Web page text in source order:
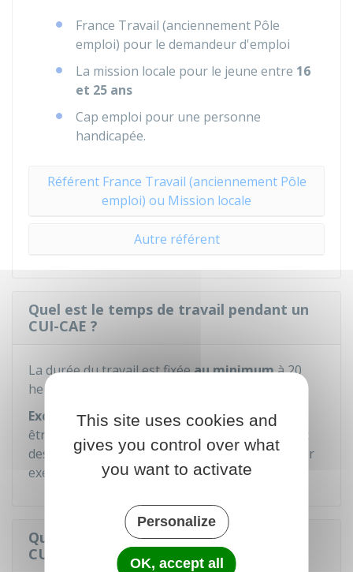
France Travail (anciennement Pôle
emploi) pour le demandeur d'emploi
La mission locale pour le jeune entre 16
et 25 ans
Cap emploi pour une personne
handicapée.
Référent France Travail (anciennement Pôle
emploi) ou Mission locale
Autre référent
Quel est le temps de travail pendant un
CUI-CAE ?
La durée du travail est fixéeau minimumà 20
heures par semaine.
Exceptionnellement, la durée du travail peut
être inférieure à ce seuil pour les salariés ayant
des difficultés particulièrement importantes (par
exemple, un handicap).
Quelle est la rémunération pendant un
CUI-CAE ?
This site uses cookies and
gives you control over what
you want to activate
Personalize
OK, accept all